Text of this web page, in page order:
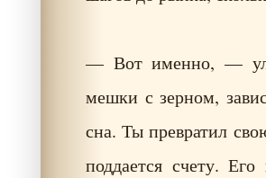
— Вот именно, —
мешки с зерном,
сна. Ты превратил
поддается счету.